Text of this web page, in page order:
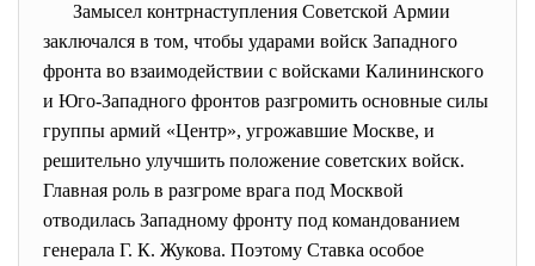
Замысел контрнаступления Советской Армии
заключался в том, чтобы ударами войск Западного
фронта во взаимодействии с войсками Калининского
и Юго-Западного фронтов разгромить основные силы
группы армий «Центр», угрожавшие Москве, и
решительно улучшить положение советских войск.
Главная роль в разгроме врага под Москвой
отводилась Западному фронту под командованием
генерала Г. К. Жукова. Поэтому Ставка особое